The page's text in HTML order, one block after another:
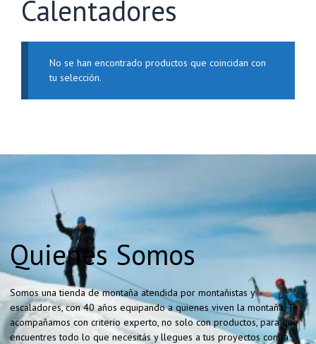
Calentadores
No se han encontrado productos que coincidan con
tu selección.
Quienes Somos
Somos una tienda de montaña atendida por montañistas y
escaladores, con 40 años equipando a quienes viven la montaña. Te
acompañamos con criterio experto, no solo con productos, para que
encuentres todo lo que necesitás y llegues a tus proyectos con la